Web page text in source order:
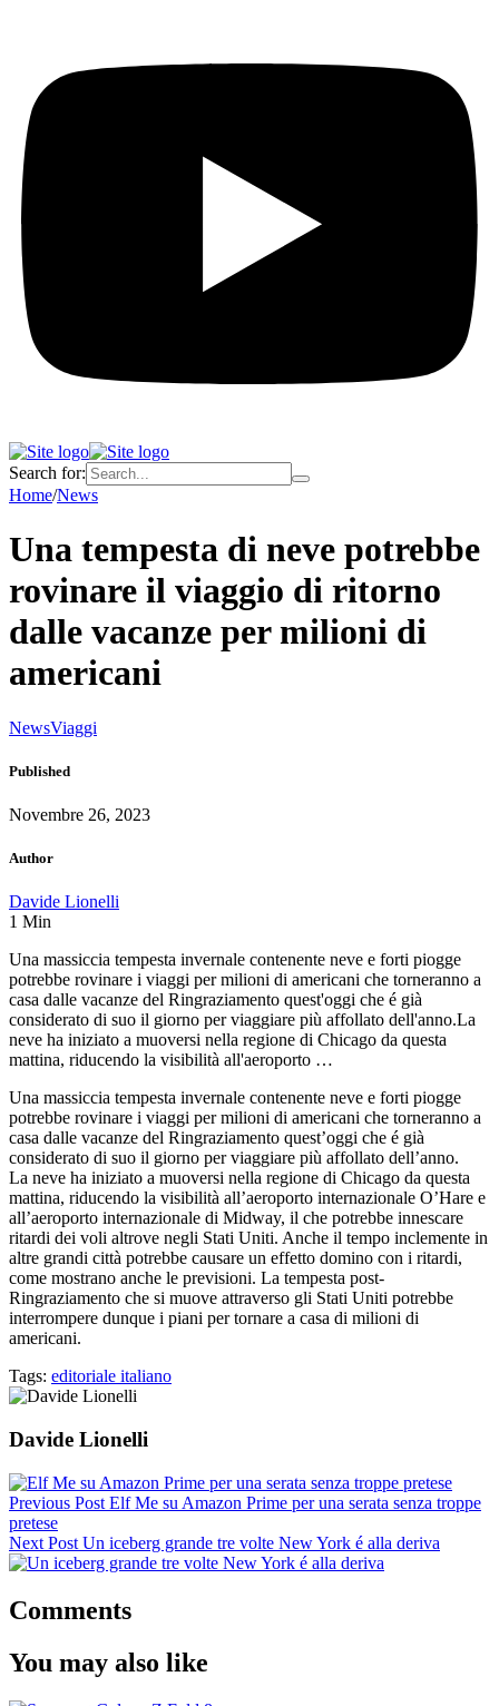
Search for:
Home/News
Una tempesta di neve potrebbe
rovinare il viaggio di ritorno
dalle vacanze per milioni di
americani
NewsViaggi
Published
Novembre 26, 2023
Author
Davide Lionelli
1 Min
Una massiccia tempesta invernale contenente neve e forti piogge
potrebbe rovinare i viaggi per milioni di americani che torneranno a
casa dalle vacanze del Ringraziamento quest'oggi che é già
considerato di suo il giorno per viaggiare più affollato dell'anno.La
neve ha iniziato a muoversi nella regione di Chicago da questa
mattina, riducendo la visibilità all'aeroporto …
Una massiccia tempesta invernale contenente neve e forti piogge
potrebbe rovinare i viaggi per milioni di americani che torneranno a
casa dalle vacanze del Ringraziamento quest’oggi che é già
considerato di suo il giorno per viaggiare più affollato dell’anno.
La neve ha iniziato a muoversi nella regione di Chicago da questa
mattina, riducendo la visibilità all’aeroporto internazionale O’Hare e
all’aeroporto internazionale di Midway, il che potrebbe innescare
ritardi dei voli altrove negli Stati Uniti. Anche il tempo inclemente in
altre grandi città potrebbe causare un effetto domino con i ritardi,
come mostrano anche le previsioni. La tempesta post-
Ringraziamento che si muove attraverso gli Stati Uniti potrebbe
interrompere dunque i piani per tornare a casa di milioni di
americani.
Tags: editoriale italiano
Davide Lionelli
Previous Post Elf Me su Amazon Prime per una serata senza troppe
pretese
Next Post Un iceberg grande tre volte New York é alla deriva
Comments
You may also like